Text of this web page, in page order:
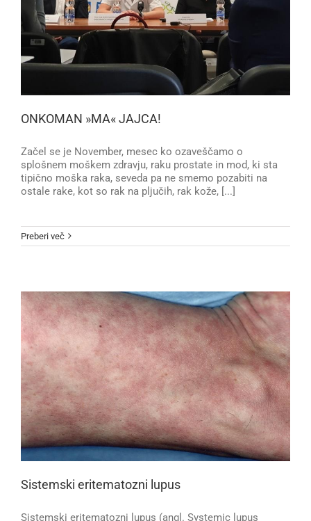
ONKOMAN »MA« JAJCA!
Začel se je November, mesec ko ozaveščamo o
splošnem moškem zdravju, raku prostate in mod, ki sta
tipično moška raka, seveda pa ne smemo pozabiti na
ostale rake, kot so rak na pljučih, rak kože, [...]
Preberi več
Sistemski eritematozni lupus
Sistemski eritematozni lupus (angl. Systemic lupus